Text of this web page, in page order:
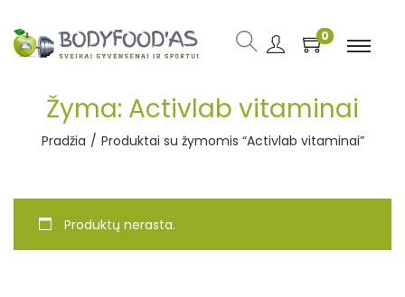
0
Žyma: Activlab vitaminai
Pradžia / Produktai su žymomis “Activlab vitaminai”
Produktų nerasta.